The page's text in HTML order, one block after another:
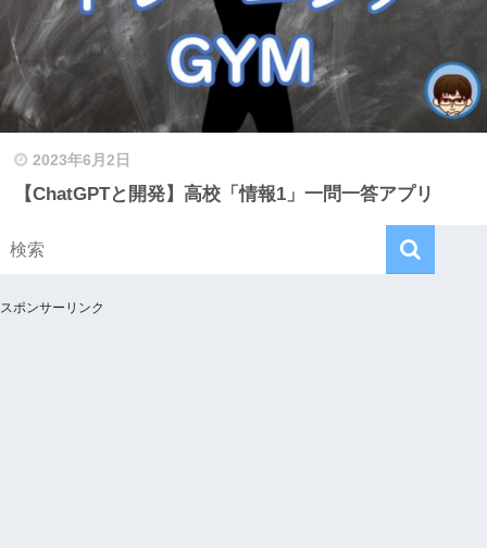
2023年6月2日
【ChatGPTと開発】高校「情報1」一問一答アプリ
スポンサーリンク